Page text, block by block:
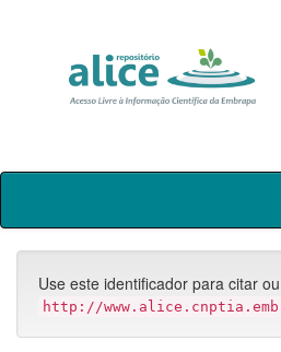
Skip
Use este identificador para citar
http://